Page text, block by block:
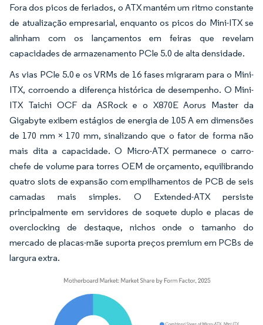
Fora dos picos de feriados, o ATX mantém um ritmo constante
de atualização empresarial, enquanto os picos do Mini-ITX se
alinham com os lançamentos em feiras que revelam
capacidades de armazenamento PCIe 5.0 de alta densidade.
As vias PCIe 5.0 e os VRMs de 16 fases migraram para o Mini-
ITX, corroendo a diferença histórica de desempenho. O Mini-
ITX Taichi OCF da ASRock e o X870E Aorus Master da
Gigabyte exibem estágios de energia de 105 A em dimensões
de 170 mm × 170 mm, sinalizando que o fator de forma não
mais dita a capacidade. O Micro-ATX permanece o carro-
chefe de volume para torres OEM de orçamento, equilibrando
quatro slots de expansão com empilhamentos de PCB de seis
camadas mais simples. O Extended-ATX persiste
principalmente em servidores de soquete duplo e placas de
overclocking de destaque, nichos onde o tamanho do
mercado de placas-mãe suporta preços premium em PCBs de
largura extra.